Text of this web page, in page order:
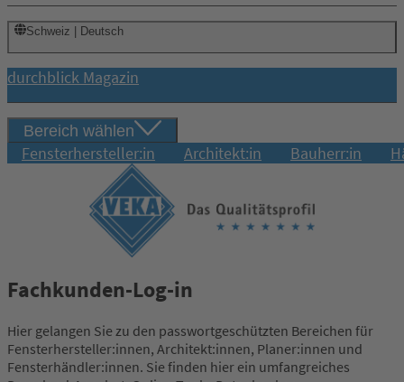
Schweiz | Deutsch
durchblick Magazin
Bereich wählen
Fensterhersteller:in Architekt:in Bauherr:in
Fachkunden-Log-in
Hier gelangen Sie zu den passwortgeschützten Bereichen für
Fensterhersteller:innen, Architekt:innen, Planer:innen und
Fensterhändler:innen. Sie finden hier ein umfangreiches